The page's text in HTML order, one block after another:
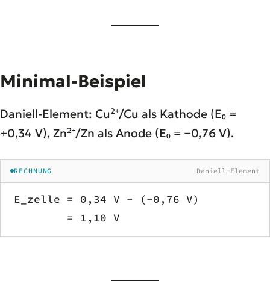
Minimal-Beispiel
Daniell-Element: Cu²⁺/Cu als Kathode (E₀ =
+0,34 V), Zn²⁺/Zn als Anode (E₀ = −0,76 V).
RECHNUNG Daniell-Element
E_zelle = 0,34 V − (−0,76 V)
        = 1,10 V